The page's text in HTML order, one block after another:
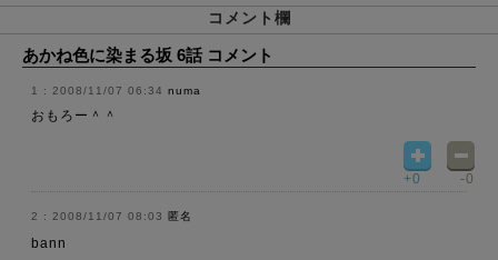
コメント欄
あかね色に染まる坂 6話 コメント
2008/11/07 06:34 numa
おもろー＾＾
+0 -0
2008/11/07 08:03 匿名
bann